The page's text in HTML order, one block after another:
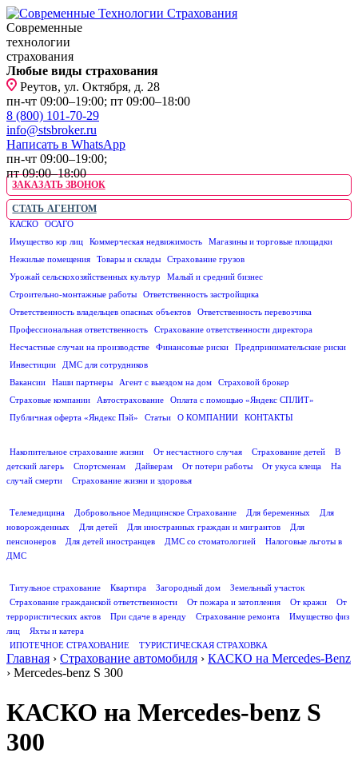
Современные
технологии
страхования
Любые виды страхования
Реутов, ул. Октября, д. 28
пн-чт 09:00–19:00; пт 09:00–18:00
8 (800) 101-70-29
info@stsbroker.ru
Написать в WhatsApp
пн-чт 09:00–19:00;
пт 09:00–18:00
ЗАКАЗАТЬ ЗВОНОК
СТАТЬ АГЕНТОМ
КАСКО ОСАГО
Имущество юр лиц
Коммерческая недвижимость
Магазины и торговые площадки
Нежилые помещения
Товары и склады
Страхование грузов
Урожай сельскохозяйственных культур
Малый и средний бизнес
Строительно-монтажные работы
Ответственность застройщика
Ответственность владельцев опасных объектов
Ответственность перевозчика
Профессиональная ответственность
Страхование ответственности директора
Несчастные случаи на производстве
Финансовые риски
Предпринимательские риски
Инвестиции
ДМС для сотрудников
Вакансии
Наши партнеры Агент с выездом на дом
Страховой брокер
Страховые компании
Автострахование
Оплата с помощью «Яндекс СПЛИТ»
Публичная оферта «Яндекс Пэй»
Статьи О КОМПАНИИ
КОНТАКТЫ
Накопительное страхование жизни
От несчастного случая Страхование детей
В
детский лагерь
Спортсменам Дайверам От потери работы От укуса клеща
На
случай смерти
Страхование жизни и здоровья
Телемедицина
Добровольное Медицинское Страхование Для беременных
Для
новорожденных
Для детей Для иностранных граждан и мигрантов
Для
пенсионеров
Для детей иностранцев ДМС со стоматологией
Налоговые льготы в
ДМС
Титульное страхование
Квартира Загородный дом
Земельный участок
Страхование гражданской ответственности
От пожара и затопления От кражи
От
террористических актов
При сдаче в аренду Страхование ремонта
Имущество физ
лиц
Яхты и катера
ИПОТЕЧНОЕ СТРАХОВАНИЕ
ТУРИСТИЧЕСКАЯ СТРАХОВКА
Главная › Страхование автомобиля › КАСКО на Mercedes-Benz
› Mercedes-benz S 300
КАСКО на Mercedes-benz S
300